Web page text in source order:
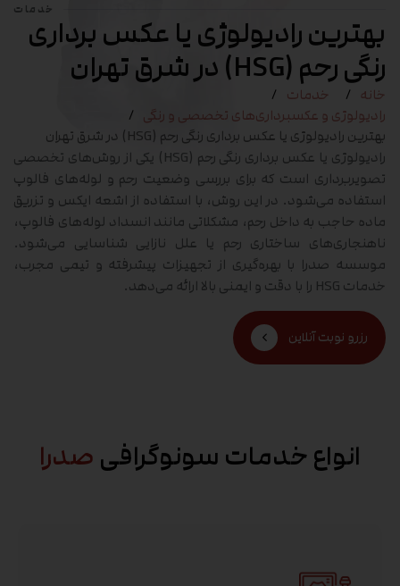
خدمات
بهترین رادیولوژی یا عکس برداری
رنگی رحم (HSG) در شرق تهران
خانه
خدمات
رادیولوژی و عکسبرداری‌های تخصصی و رنگی
بهترین رادیولوژی یا عکس برداری رنگی رحم (HSG) در شرق تهران
رادیولوژی یا عکس برداری رنگی رحم (HSG) یکی از روش‌های تخصصی
تصویربرداری است که برای بررسی وضعیت رحم و لوله‌های فالوپ
استفاده می‌شود. در این روش، با استفاده از اشعه ایکس و تزریق
ماده حاجب به داخل رحم، مشکلاتی مانند انسداد لوله‌های فالوپ،
ناهنجاری‌های ساختاری رحم یا علل نازایی شناسایی می‌شود.
موسسه صدرا با بهره‌گیری از تجهیزات پیشرفته و تیمی مجرب،
خدمات HSG را با دقت و ایمنی بالا ارائه می‌دهد.
رزرو نوبت آنلاین
انواع خدمات سونوگرافی صدرا